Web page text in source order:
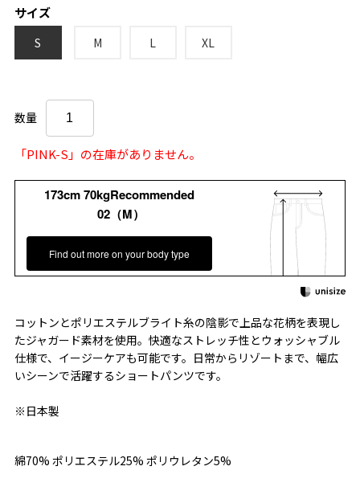
サイズ
S M L XL
数量
「PINK-S」の在庫がありません。
173cm 70kgRecommended
02（M）
Find out more on your body type
コットンとポリエステルブライト糸の陰影で上品な花柄を表現し
たジャガード素材を使用。快適なストレッチ性とウォッシャブル
仕様で、イージーケアも可能です。日常からリゾートまで、幅広
いシーンで活躍するショートパンツです。
※日本製
綿70% ポリエステル25% ポリウレタン5%